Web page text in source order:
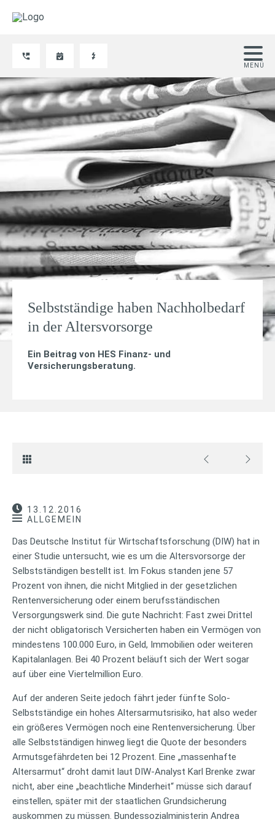
Selbstständige haben Nachholbedarf
in der Altersvorsorge
Ein Beitrag von HES Finanz- und
Versicherungsberatung.
13.12.2016
ALLGEMEIN
Das Deutsche Institut für Wirtschaftsforschung (DIW) hat in
einer Studie untersucht, wie es um die Altersvorsorge der
Selbstständigen bestellt ist. Im Fokus standen jene 57
Prozent von ihnen, die nicht Mitglied in der gesetzlichen
Rentenversicherung oder einem berufsständischen
Versorgungswerk sind. Die gute Nachricht: Fast zwei Drittel
der nicht obligatorisch Versicherten haben ein Vermögen von
mindestens 100.000 Euro, in Geld, Immobilien oder weiteren
Kapitalanlagen. Bei 40 Prozent beläuft sich der Wert sogar
auf über eine Viertelmillion Euro.
Auf der anderen Seite jedoch fährt jeder fünfte Solo-
Selbstständige ein hohes Altersarmutsrisiko, hat also weder
ein größeres Vermögen noch eine Rentenversicherung. Über
alle Selbstständigen hinweg liegt die Quote der besonders
Armutsgefährdeten bei 12 Prozent. Eine „massenhafte
Altersarmut“ droht damit laut DIW-Analyst Karl Brenke zwar
nicht, aber eine „beachtliche Minderheit“ müsse sich darauf
einstellen, später mit der staatlichen Grundsicherung
auskommen zu müssen. Bundessozialministerin Andrea